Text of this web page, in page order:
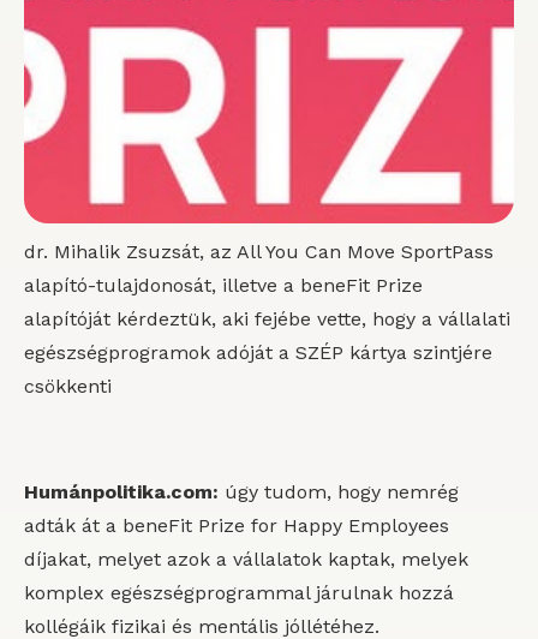
dr. Mihalik Zsuzsát, az All You Can Move SportPass
alapító-tulajdonosát, illetve a beneFit Prize
alapítóját kérdeztük, aki fejébe vette, hogy a vállalati
egészségprogramok adóját a SZÉP kártya szintjére
csökkenti
Humánpolitika.com: úgy tudom, hogy nemrég
adták át a beneFit Prize for Happy Employees
díjakat, melyet azok a vállalatok kaptak, melyek
komplex egészségprogrammal járulnak hozzá
kollégáik fizikai és mentális jóllétéhez.